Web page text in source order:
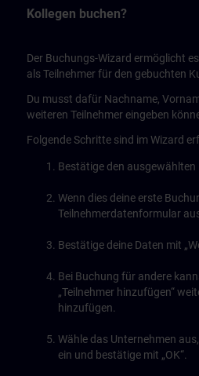
Kollegen buchen?
Der Buchungs-Wizard ermöglicht
als Teilnehmer für den gebuchten
Du musst dafür Nachname,
weiteren Teilnehmer eingeben
Folgende Schritte sind im Wizard
Bestätige den ausgewählten
Wenn dies deine erste
Teilnehmerdatenformular
Bestätige deine Daten mit
Bei Buchung für andere
„Teilnehmer hinzufügen“
hinzufügen.
Wähle das Unternehmen
ein und bestätige mit „OK“.